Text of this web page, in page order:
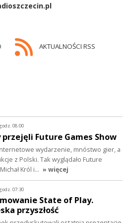
AKTUALNOŚCI RSS
08:00
przejęli Future Games Show
wydarzenie, mnóstwo gier, a
z Polski. Tak wyglądało Future
Król i… » więcej
07:30
State of Play.
przyszłość